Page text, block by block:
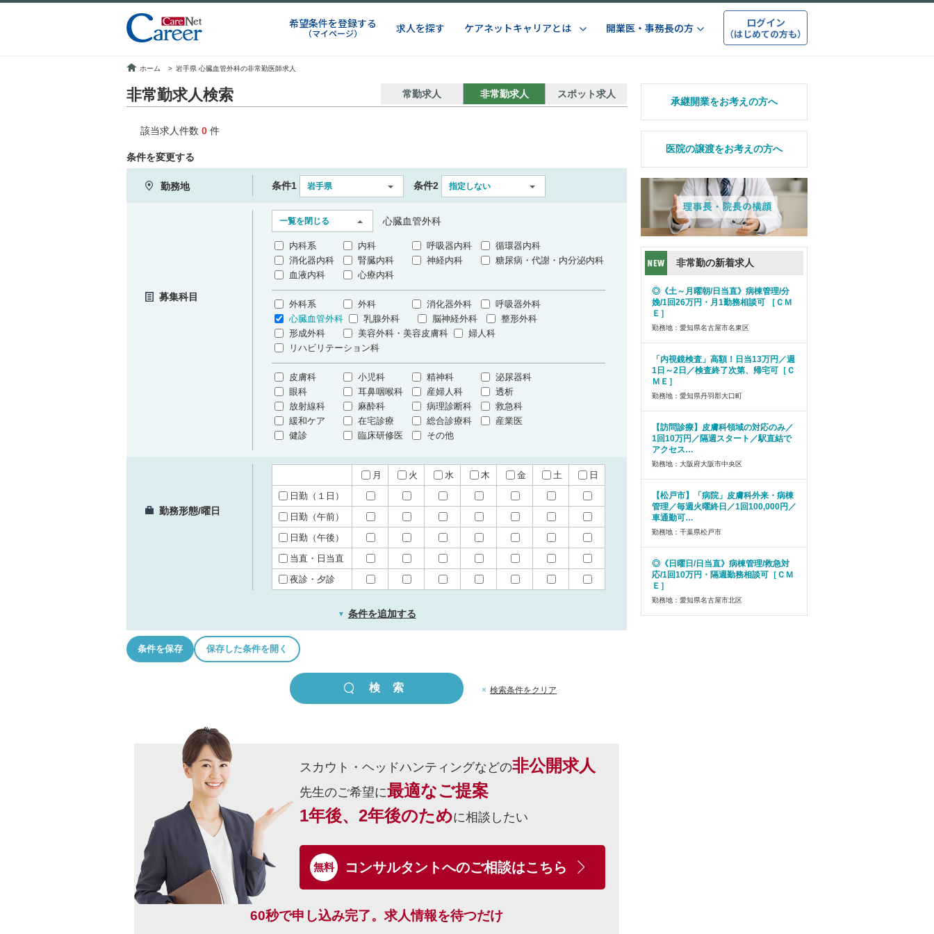
希望条件を登録する
（マイページ） 求人を探す ケアネットキャリアとは 開業医・事務長の方 ログイン
（はじめての方も）
ホーム > 岩手県 心臓血管外科の非常勤医師求人
非常勤求人検索 常勤求人 非常勤求人 スポット求人
該当求人件数 0 件
条件を変更する
勤務地 条件1 岩手県 条件2 指定しない
募集科目
一覧を閉じる 心臓血管外科
内科系 内科 呼吸器内科
循環器内科
消化器内科
腎臓内科 神経内科
糖尿病・代謝・内分泌内科
血液内科
心療内科
外科系 外科 消化器外科
呼吸器外科
心臓血管外科
乳腺外科 脳神経外科
整形外科
形成外科
美容外科・美容皮膚科
婦人科
リハビリテーション科
皮膚科 小児科 精神科
泌尿器科
眼科
耳鼻咽喉科 産婦人科
透析
放射線科
麻酔科 病理診断科
救急科
緩和ケア
在宅診療 総合診療科
産業医
健診
臨床研修医 その他
勤務形態/曜日
月 火 水 木 金 土
日
日勤（１日）
日勤（午前）
日勤（午後）
当直・日当直
夜診・夕診
▼ 条件を追加する
条件を保存 保存した条件を開く
× 検索条件をクリア
スカウト・ヘッドハンティングなどの非公開求人
先生のご希望に最適なご提案
1年後、2年後のために相談したい
無料 コンサルタントへのご相談はこちら
60秒で申し込み完了。求人情報を待つだけ
承継開業をお考えの方へ
医院の譲渡をお考えの方へ
非常勤の新着求人
◎《土～月曜朝/日当直》病棟管理/分
娩/1回26万円・月1勤務相談可 ［ＣＭ
Ｅ］
勤務地：愛知県名古屋市名東区
「内視鏡検査」高額！日当13万円／週
1日～2日／検査終了次第、帰宅可［Ｃ
ＭＥ］
勤務地：愛知県丹羽郡大口町
【訪問診療】皮膚科領域の対応のみ／
1回10万円／隔週スタート／駅直結で
アクセス…
勤務地：大阪府大阪市中央区
【松戸市】「病院」皮膚科外来・病棟
管理／毎週火曜終日／1回100,000円／
車通勤可…
勤務地：千葉県松戸市
◎《日曜日/日当直》病棟管理/救急対
応/1回10万円・隔週勤務相談可［ＣＭ
Ｅ］
勤務地：愛知県名古屋市北区